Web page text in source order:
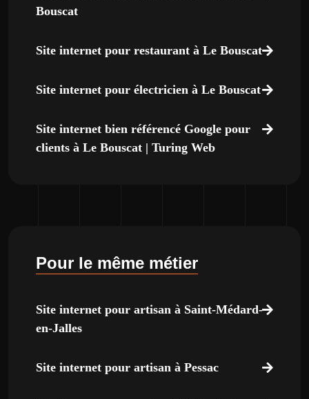
Bouscat
Site internet pour restaurant à Le Bouscat
Site internet pour électricien à Le Bouscat
Site internet bien référencé Google pour
clients à Le Bouscat | Turing Web
Pour le même métier
Site internet pour artisan à Saint-Médard-
en-Jalles
Site internet pour artisan à Pessac